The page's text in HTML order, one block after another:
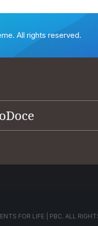
All rights reserved.
FOR LIFE | PBC. ALL